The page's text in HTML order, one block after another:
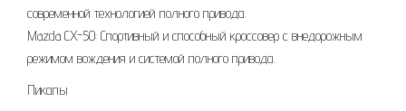
современной технологией полного привода.
Mazda CX-50: Спортивный и способный кроссовер с внедорожным
режимом вождения и системой полного привода.
Пикапы